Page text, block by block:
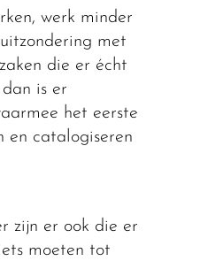
werk minder
met
die er écht
is er
het eerste
en catalogiseren
zijn er ook die er
moeten tot